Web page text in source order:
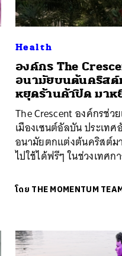
Health
องค์กร The
อนามัยบนต้นคริสต์
หยุดร้านค้าปิด มาห
The Crescent องค์กรช่ว
เมืองเซนต์อัลบัน ประเท
อนามัยตกแต่งต้นคริสต์ม
ไปใช้ได้ฟรีๆ ในช่วงเทศ
โดย THE MOMENTUM